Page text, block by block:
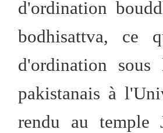
d'ordination
bodhisattva, ce
d'ordination
pakistanais à
rendu au temple